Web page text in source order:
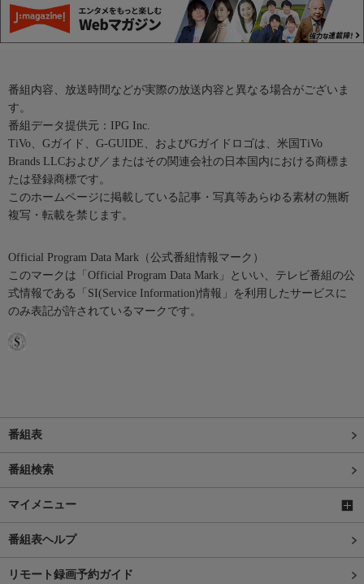
番組内容、放送時間などが実際の放送内容と異なる場合がございま
す。
番組データ提供元：IPG Inc.
TiVo、Gガイド、G-GUIDE、およびGガイドロゴは、米国TiVo
Brands LLCおよび／またはその関連会社の日本国内における商標ま
たは登録商標です。
このホームページに掲載している記事・写真等あらゆる素材の無断
複写・転載を禁じます。
Official Program Data Mark（公式番組情報マーク）
このマークは「Official Program Data Mark」といい、テレビ番組の公
式情報である「SI(Service Information)情報」を利用したサービスに
のみ表記が許されているマークです。
番組表
番組検索
マイメニュー
番組表ヘルプ
リモート録画予約ガイド